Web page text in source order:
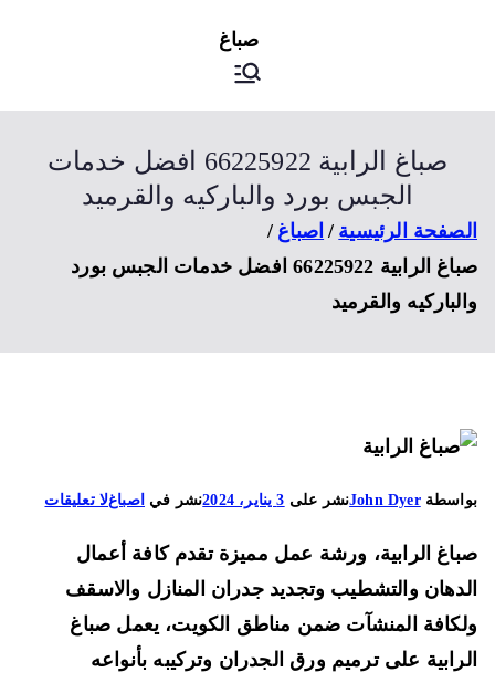
اصباغ
صباغ الكويت
صباغ الرابية 66225922 افضل خدمات
الجبس بورد والباركيه والقرميد
الرئيسية
اصباغ
صباغ الرابية 66225922 افضل خدمات الجبس بورد
والقرميد
John Dyerنشر على3 يناير، 2024 نشر في اصباغلا تعليقاتعلى
خدمات
الرابية، ورشة عمل مميزة تقدم كافة أعمال
والتشطيب وتجديد جدران المنازل والاسقف
المنشآت ضمن مناطق الكويت، يعمل صباغ
على ترميم ورق الجدران وتركيبه بأنواعه